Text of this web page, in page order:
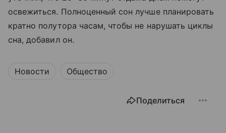
освежиться. Полноценный сон лучше планировать
кратно полутора часам, чтобы не нарушать циклы
сна, добавил он.
Новости Общество
Поделиться